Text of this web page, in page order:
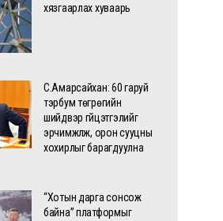
хязгаарлах хуваарь
С.Амарсайхан: 60 гаруй
тэрбум төгрөгийн
шийдвэр гүйцэтгэлийг
эрчимжүүлж, орон сууцны
хохирлыг барагдуулна
“Хотын дарга сонсож
байна” платформыг